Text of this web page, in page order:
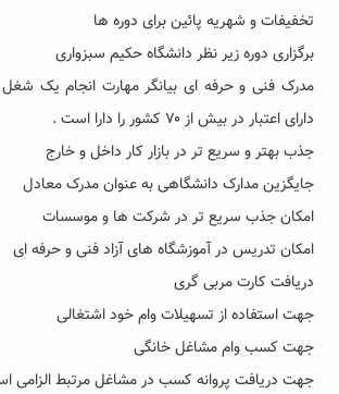
تخفیفات و شهریه پائین برای دوره ها
برگزاری دوره زیر نظر دانشگاه حکیم سبزواری
مدرک فنی و حرفه ای بیانگر مهارت انجام یک شغل
دارای اعتبار در بیش از ۷۰ کشور را دارا است .
جذب بهتر و سریع تر در بازار کار داخل و خارج
جایگزین مدارک دانشگاهی به عنوان مدرک معادل
امکان جذب سریع تر در شرکت ها و موسسات
امکان تدریس در آموزشگاه های آزاد فنی و حرفه ای
دریافت کارت مربی گری
جهت استفاده از تسهیلات وام خود اشتغالی
جهت کسب وام مشاغل خانگی
جهت دریافت پروانه کسب در مشاغل مرتبط الزامی